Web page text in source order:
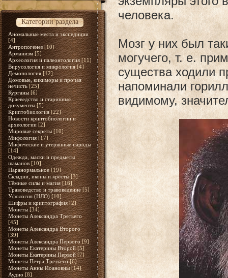
Категории раздела
Аномальные места и экспедиции
[4]
Антропогенез [10]
Арманизм [5]
Археология и палеонтология [11]
Вирусология и микрология [4]
Демонология [12]
Домовые, кикиморы и прочая
нечисть [25]
Курганы [6]
Краеведство и старинные
документы [5]
Криптобиология [22]
Новости криптобиологии и
археологии [2]
Мировые секреты [10]
Мифология [17]
Мифические и утерянные народы
[14]
Одежда, маски и предметы
шаманов [10]
Паранормальное [19]
Складни, иконы и кресты [3]
Тёмные силы и магия [16]
Травоведство и травоведение [5]
Уфология (НЛО) [10]
Шифры и криптография [2]
Монеты [34]
Монеты Александра Третьего
[45]
Монеты Александра Второго
[39]
Монеты Александра Первого [9]
Монеты Екатерины Второй [5]
Монеты Екатерины Первой [7]
Монеты Петра Третьего [6]
Монеты Анны Иоановны [14]
Аудио [8]
человека.
Мозг у них был
могучего, т. е.
существа ходили
напоминали
видимому,